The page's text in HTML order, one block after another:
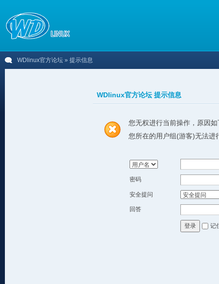
WDlinux官方论坛 » 提示信息
WDlinux官方论坛 提示信息
您无权进行当前操作，原因如
您所在的用户组(游客)无法进
密码
安全提问
回答
登录 记